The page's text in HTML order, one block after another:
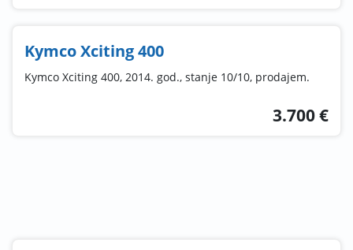
Kymco Xciting 400
Kymco Xciting 400, 2014. god., stanje 10/10, prodajem.
3.700 €